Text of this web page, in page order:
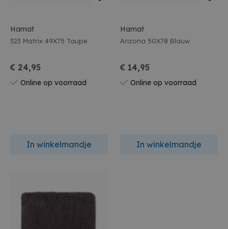
Hamat
323 Matrix 49X75 Taupe
€ 24,95
Online op voorraad
In winkelmandje
Hamat
Arizona 50X78 Blauw
€ 14,95
Online op voorraad
In winkelmandje